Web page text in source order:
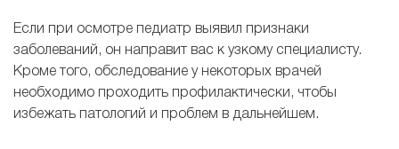
Если при осмотре педиатр выявил признаки
заболеваний, он направит вас к узкому специалисту.
Кроме того, обследование у некоторых врачей
необходимо проходить профилактически, чтобы
избежать патологий и проблем в дальнейшем.